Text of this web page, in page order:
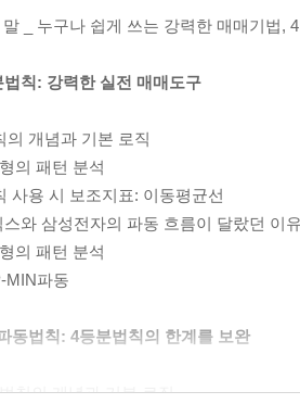
_ 누구나 쉽게 쓰는 강력한 매매기법,
법칙: 강력한 실전 매매도구
의 개념과 기본 로직
의 패턴 분석
사용 시 보조지표: 이동평균선
스와 삼성전자의 파동 흐름이 달랐던 이
의 패턴 분석
MIN파동
동법칙: 4등분법칙의 한계를 보완
칙의 개념과 기본 로직